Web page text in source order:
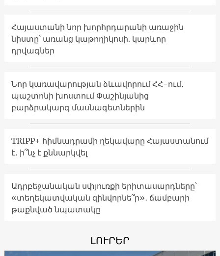
Հայաստանի նոր խորհրդարանի առաջին
նիստը՝ առանց կաթողիկոսի. կարևոր
դրվագներ
Նոր կառավարության ձևավորում ՀՀ-ում․
պաշտոնի խոստում Փաշինյանից
բարձրակարգ մասնագետներին
TRIPP+ հիմնադրամի ղեկավարը Հայաստանում
է․ ի՞նչ է քննարկվել
Ադրբեջանական սփյուռքի երիտասարդները՝
«տեղեկատվական զինվորնե՞ր»․ ճամբարի
թաքնված նպատակը
ԼՈՒՐԵՐ